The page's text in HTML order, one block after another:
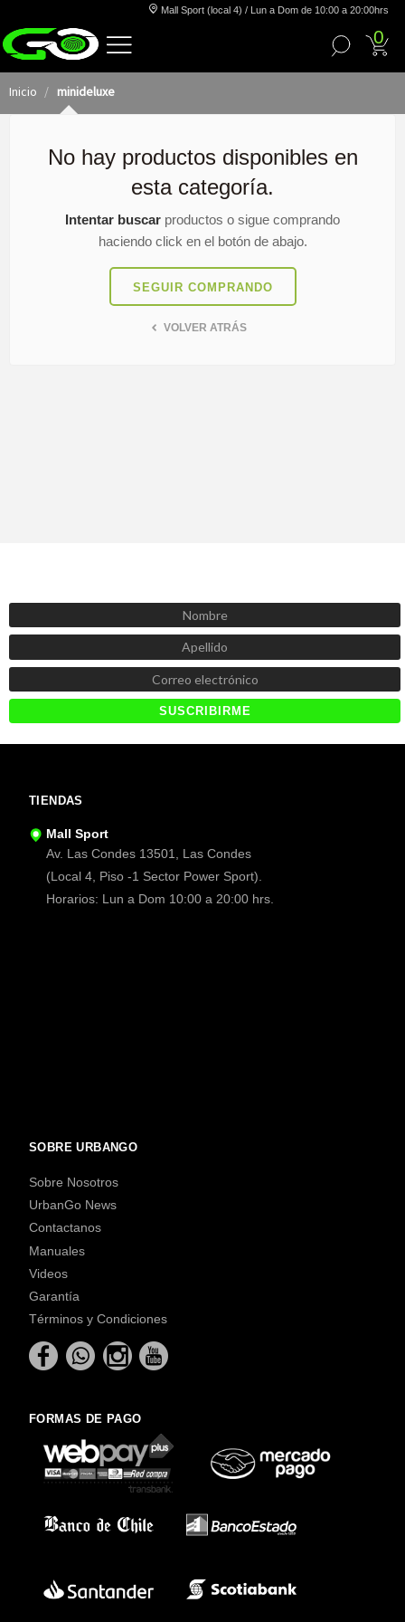
Mall Sport (local 4) / Lun a Dom de 10:00 a 20:00hrs
0
Inicio minideluxe
No hay productos disponibles en
esta categoría.
Intentar buscar productos o sigue comprando
haciendo click en el botón de abajo.
SEGUIR COMPRANDO
VOLVER ATRÁS
TIENDAS
Mall Sport
Av. Las Condes 13501, Las Condes
(Local 4, Piso -1 Sector Power Sport).
Horarios: Lun a Dom 10:00 a 20:00 hrs.
SOBRE URBANGO
Sobre Nosotros
UrbanGo News
Contactanos
Manuales
Videos
Garantía
Términos y Condiciones
FORMAS DE PAGO